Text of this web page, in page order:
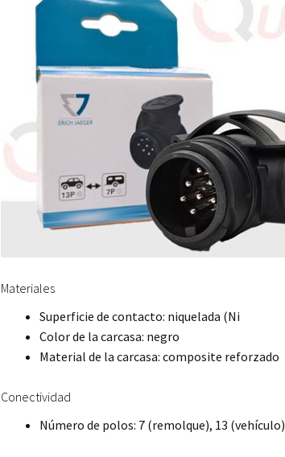
Materiales
Superficie de contacto: niquelada (Ni
Color de la carcasa: negro
Material de la carcasa: composite reforzado
Conectividad
Número de polos: 7 (remolque), 13 (vehículo)